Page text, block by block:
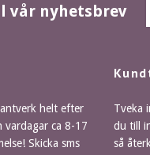
vår nyhetsbrev
helt efter
vardagar ca 8-17
Skicka sms
Tveka
du till
så